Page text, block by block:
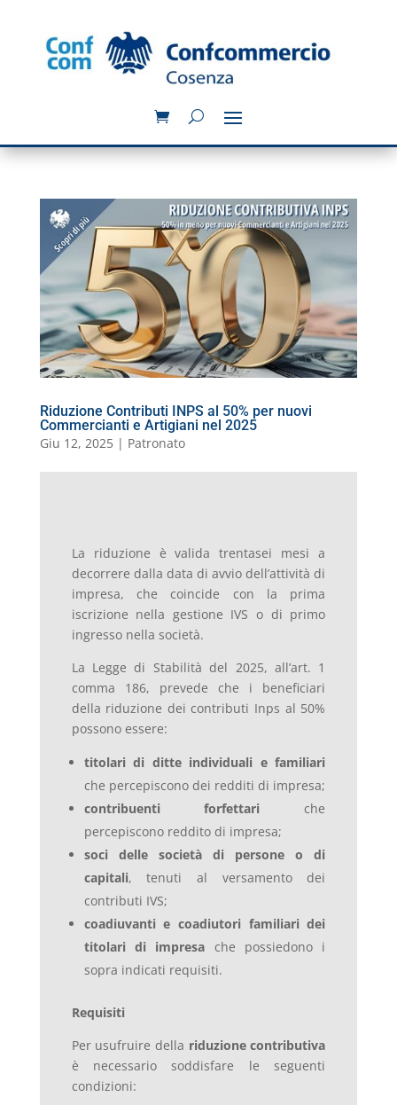
Riduzione Contributi INPS al 50% per nuovi
Commercianti e Artigiani nel 2025
Giu 12, 2025| Patronato
La riduzione è valida trentasei mesi a
decorrere dalla data di avvio dell’attività di
impresa, che coincide con la prima
iscrizione nella gestione IVS o di primo
ingresso nella società.
La Legge di Stabilità del 2025, all’art. 1
comma 186, prevede che i beneficiari
della riduzione dei contributi Inps al 50%
possono essere:
titolari di ditte individuali e familiari
che percepiscono dei redditi di impresa;
contribuenti forfettari che
percepiscono reddito di impresa;
soci delle società di persone o di
capitali, tenuti al versamento dei
contributi IVS;
coadiuvanti e coadiutori familiari dei
titolari di impresa che possiedono i
sopra indicati requisiti.
Requisiti
Per usufruire della riduzione contributiva
è necessario soddisfare le seguenti
condizioni: